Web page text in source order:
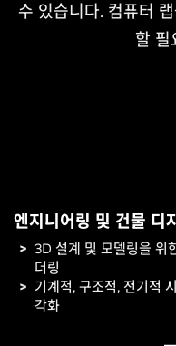
수 있습니다. 컴퓨터
할 필
엔지니어링 및 건물 디
3D 설계 및 모델링을 위
더링
기계적, 구조적, 전기적
각화